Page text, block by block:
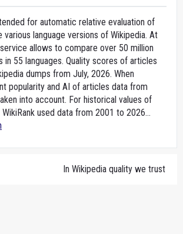
for automatic relative evaluation of
language versions of Wikipedia. At
allows to compare over 50 million
in 55 languages. Quality scores of articles
dumps from July, 2026. When
popularity and AI of articles data from
into account. For historical values of
used data from 2001 to 2026...
In Wikipedia quality we trust